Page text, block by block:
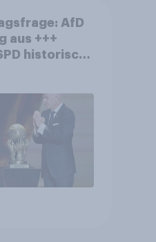
AfD
aus +++
historisch
Politik